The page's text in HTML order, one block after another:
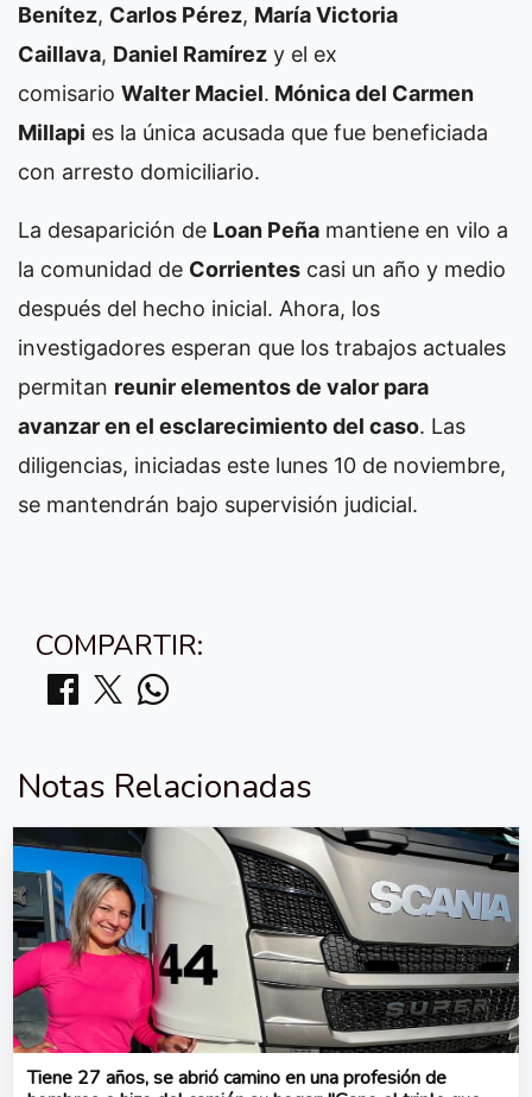
Benítez, Carlos Pérez, María Victoria
Caillava, Daniel Ramírez y el ex
comisario Walter Maciel. Mónica del Carmen
Millapi es la única acusada que fue beneficiada
con arresto domiciliario.
La desaparición de Loan Peña mantiene en vilo a
la comunidad de Corrientes casi un año y medio
después del hecho inicial. Ahora, los
investigadores esperan que los trabajos actuales
permitan reunir elementos de valor para
avanzar en el esclarecimiento del caso. Las
diligencias, iniciadas este lunes 10 de noviembre,
se mantendrán bajo supervisión judicial.
COMPARTIR:
Notas Relacionadas
Tiene 27 años, se abrió camino en una profesión de